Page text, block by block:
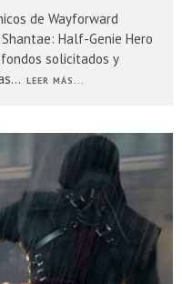
de Wayforward
Half-Genie Hero
solicitados y
... LEER MÁS...